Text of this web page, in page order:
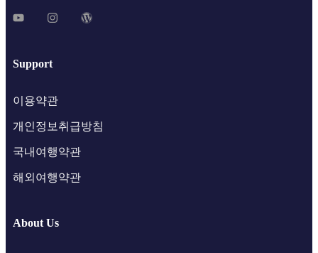
Support
이용약관
개인정보취급방침
국내여행약관
해외여행약관
About Us